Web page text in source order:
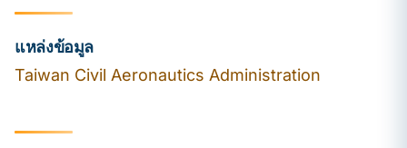
แหล่งข้อมูล
Taiwan Civil Aeronautics Administration